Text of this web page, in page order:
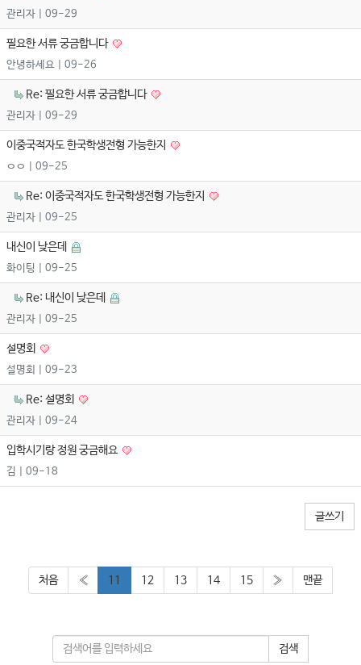
관리자 | 09-29
필요한 서류 궁금합니다
안녕하세요 | 09-26
Re: 필요한 서류 궁금합니다
관리자 | 09-29
이중국적자도 한국학생전형 가능한지
ㅇㅇ | 09-25
Re: 이중국적자도 한국학생전형 가능한지
관리자 | 09-25
내신이 낮은데
화이팅 | 09-25
Re: 내신이 낮은데
관리자 | 09-25
설명회
설명회 | 09-23
Re: 설명회
관리자 | 09-24
입학시기랑 정원 궁금해요
김 | 09-18
글쓰기
처음 « 11 12 13 14 15 » 맨끝
검색